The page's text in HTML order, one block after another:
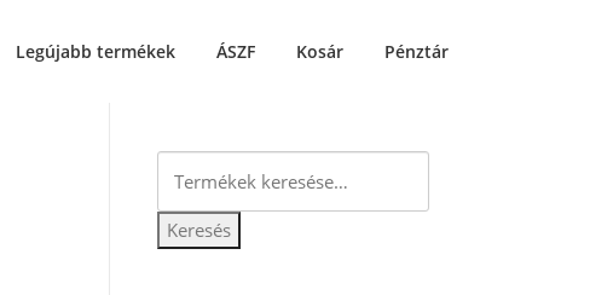
Legújabb termékek ÁSZF Kosár Pénztár
következőre:
Keresés